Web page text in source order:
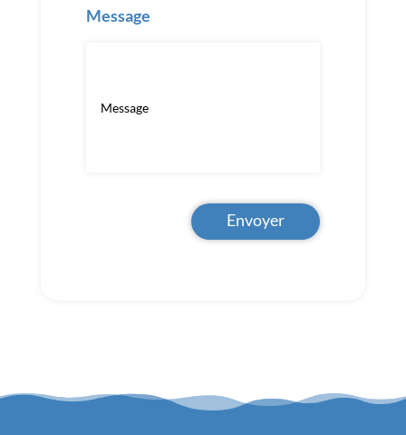
Message
Envoyer